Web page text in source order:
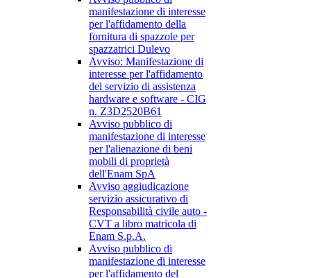
manifestazione di interesse
per l'affidamento della
fornitura di spazzole per
spazzatrici Dulevo
Avviso: Manifestazione di
interesse per l'affidamento
del servizio di assistenza
hardware e software - CIG
n. Z3D2520B61
Avviso pubblico di
manifestazione di interesse
per l'alienazione di beni
mobili di proprietà
dell'Enam SpA
Avviso aggiudicazione
servizio assicurativo di
Responsabilità civile auto -
CVT a libro matricola di
Enam S.p.A.
Avviso pubblico di
manifestazione di interesse
per l'affidamento del